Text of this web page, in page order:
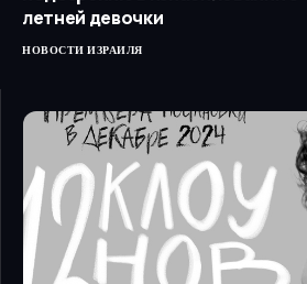
летней девочки
НОВОСТИ ИЗРАИЛЯ